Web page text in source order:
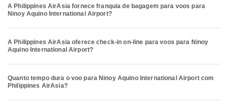
A Philippines AirAsia fornece franquia de bagagem para voos para
Ninoy Aquino International Airport?
A Philippines AirAsia oferece check-in on-line para voos para Ninoy
Aquino International Airport?
Quanto tempo dura o voo para Ninoy Aquino International Airport com
Philippines AirAsia?